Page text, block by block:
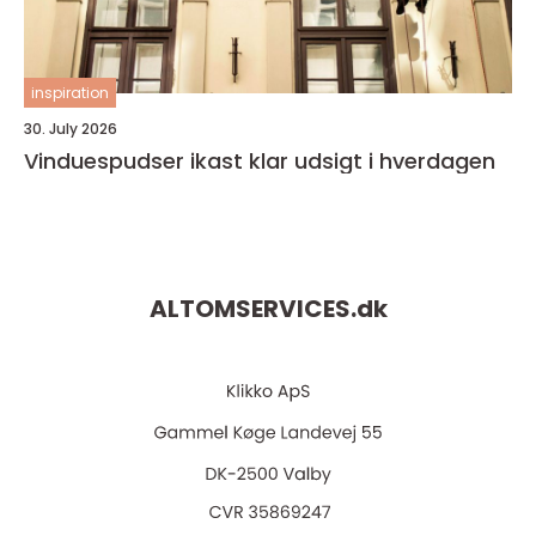
inspiration
30. July 2026
Vinduespudser ikast klar udsigt i hverdagen
ALTOMSERVICES.dk